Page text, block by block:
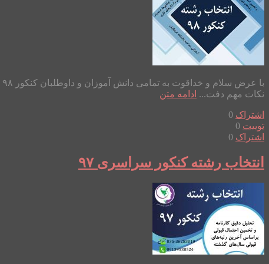
نکات مهم دفت... ادامه متن
اشتراک 0
توییت 0
اشتراک 0
انتخاب رشته کنکور سراسری ۹۷